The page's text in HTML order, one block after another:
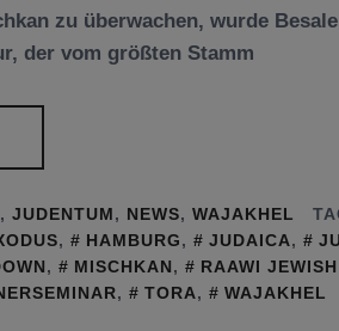
zu überwachen, wurde
der vom größten Stamm
, JUDENTUM, NEWS, WAJAKHEL
, HAMBURG, JUDAICA,
, MISCHKAN, RAAWI
, TORA, WAJAKHEL